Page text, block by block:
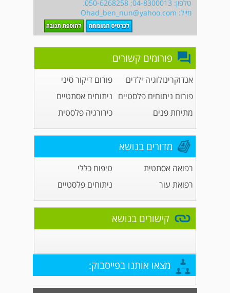
טלפון: 04-8300013; 050-6268258.
מייל: Ohad_ben_nun@yahoo.com
פורומים קשורים
אנדוקרינולוגיה ילדים
פורום דיקור סיני
פורום ניתוחים פלסטיים ניתוחים אסתטיים
מתיחת פנים
כירורגיה פלסטית
מדורים בנושא
רפואה אסתטית
טיפוח כללי
רפואת עור
ניתוחים פלסטיים
קישורים בנושא
מצאו אותנו בפייסבוק: